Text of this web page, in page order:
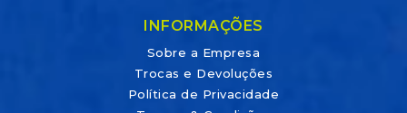
INFORMAÇÕES
Sobre a Empresa
Trocas e Devoluções
Política de Privacidade